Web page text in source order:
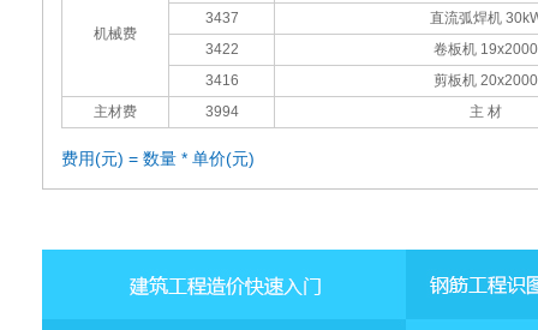
机械费
3437
直流弧焊机
3422
卷板机 19x2000
3416
剪板机 20x2000
主材费
3994 主 材
费用(元) = 数量 * 单价(元)